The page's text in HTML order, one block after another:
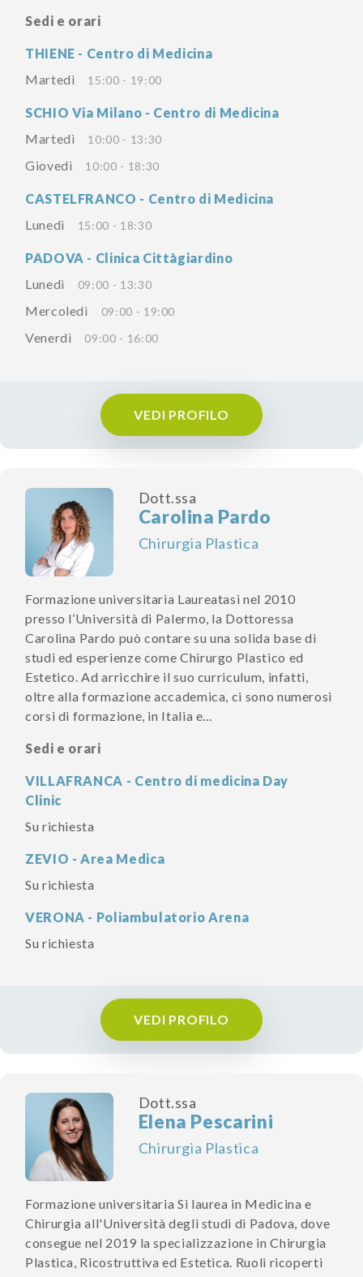
Sedi e orari
THIENE - Centro di Medicina
Martedì
15:00 - 19:00
SCHIO Via Milano - Centro di Medicina
Martedì
10:00 - 13:30
Giovedì 10:00 - 18:30
CASTELFRANCO - Centro di Medicina
Lunedì
15:00 - 18:30
PADOVA - Clinica Cittàgiardino
Lunedì
09:00 - 13:30
Mercoledì 09:00 - 19:00
Venerdì 09:00 - 16:00
VEDI PROFILO
Dott.ssa
Carolina Pardo
Chirurgia Plastica
Formazione universitaria Laureatasi nel 2010
presso l’Università di Palermo, la Dottoressa
Carolina Pardo può contare su una solida base di
studi ed esperienze come Chirurgo Plastico ed
Estetico. Ad arricchire il suo curriculum, infatti,
oltre alla formazione accademica, ci sono numerosi
corsi di formazione, in Italia e...
Sedi e orari
VILLAFRANCA - Centro di medicina Day
Clinic
Su richiesta
ZEVIO - Area Medica
Su richiesta
VERONA - Poliambulatorio Arena
Su richiesta
VEDI PROFILO
Dott.ssa
Elena Pescarini
Chirurgia Plastica
Formazione universitaria Si laurea in Medicina e
Chirurgia all'Università degli studi di Padova, dove
consegue nel 2019 la specializzazione in Chirurgia
Plastica, Ricostruttiva ed Estetica. Ruoli ricoperti